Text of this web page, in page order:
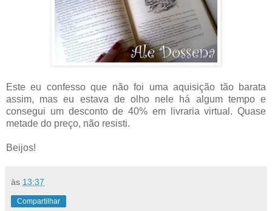
Este eu confesso que não foi uma aquisição tão barata
assim, mas eu estava de olho nele há algum tempo e
consegui um desconto de 40% em livraria virtual. Quase
metade do preço, não resisti.
Beijos!
às 13:37
Compartilhar